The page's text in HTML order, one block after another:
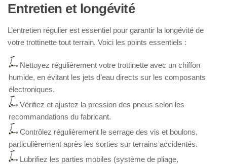
Entretien et longévité
L’entretien régulier est essentiel pour garantir la longévité de
votre trottinette tout terrain. Voici les points essentiels :
Nettoyez régulièrement votre trottinette avec un chiffon
humide, en évitant les jets d’eau directs sur les composants
électroniques.
Vérifiez et ajustez la pression des pneus selon les
recommandations du fabricant.
Contrôlez régulièrement le serrage des vis et boulons,
particulièrement après les sorties sur terrains accidentés.
Lubrifiez les parties mobiles (système de pliage,